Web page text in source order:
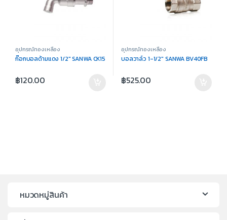
อุปกรณ์ทองเหลือง
ก๊อกบอลด้ามแดง 1/2″ SANWA CK15
฿120.00
อุปกรณ์ทองเหลือง
บอลวาล์ว 1-1/2″ SANWA BV40FB
฿525.00
หมวดหมู่สินค้า